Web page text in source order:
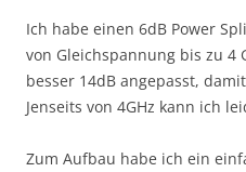
Ich habe einen 6dB Power
von Gleichspannung bis zu 4
besser 14dB angepasst,
Jenseits von 4GHz kann ich
Zum Aufbau habe ich ein